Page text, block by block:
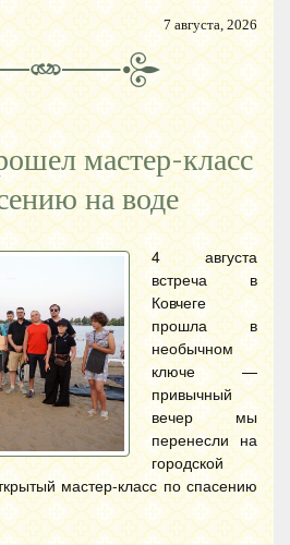
7 августа, 2026
мастер-класс
на воде
4 августа
встреча в
Ковчеге
прошла в
необычном
ключе —
привычный
вечер мы
перенесли на
городской
мастер-класс по спасению